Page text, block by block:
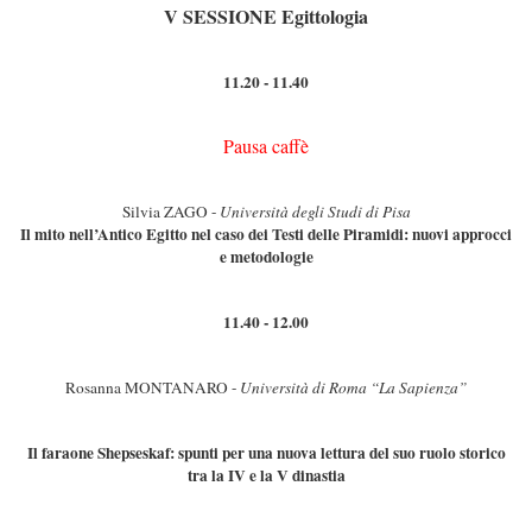
V SESSIONE Egittologia
11.20 - 11.40
Pausa caffè
Silvia ZAGO - Università degli Studi di Pisa
Il mito nell’Antico Egitto nel caso dei Testi delle Piramidi: nuovi approcci
e metodologie
11.40 - 12.00
Rosanna MONTANARO - Università di Roma “La Sapienza”
Il faraone Shepseskaf: spunti per una nuova lettura del suo ruolo storico
tra la IV e la V dinastia